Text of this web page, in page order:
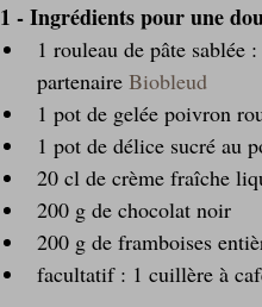
1 - Ingrédients pour une
1 rouleau de pâte sablée
partenaire Biobleud
1 pot de gelée poivron
1 pot de délice sucré au
20 cl de crème fraîche
200 g de chocolat noir
200 g de framboises
facultatif : 1 cuillère à